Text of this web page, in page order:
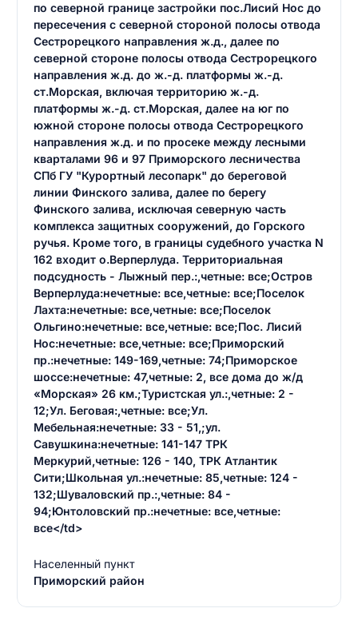
по северной границе застройки пос.Лисий Нос до
пересечения с северной стороной полосы отвода
Сестрорецкого направления ж.д., далее по
северной стороне полосы отвода Сестрорецкого
направления ж.д. до ж.-д. платформы ж.-д.
ст.Морская, включая территорию ж.-д.
платформы ж.-д. ст.Морская, далее на юг по
южной стороне полосы отвода Сестрорецкого
направления ж.д. и по просеке между лесными
кварталами 96 и 97 Приморского лесничества
СПб ГУ "Курортный лесопарк" до береговой
линии Финского залива, далее по берегу
Финского залива, исключая северную часть
комплекса защитных сооружений, до Горского
ручья. Кроме того, в границы судебного участка N
162 входит о.Верперлуда. Территориальная
подсудность - Лыжный пер.:,четные: все;Остров
Верперлуда:нечетные: все,четные: все;Поселок
Лахта:нечетные: все,четные: все;Поселок
Ольгино:нечетные: все,четные: все;Пос. Лисий
Нос:нечетные: все,четные: все;Приморский
пр.:нечетные: 149-169,четные: 74;Приморское
шоссе:нечетные: 47,четные: 2, все дома до ж/д
«Морская» 26 км.;Туристская ул.:,четные: 2 -
12;Ул. Беговая:,четные: все;Ул.
Мебельная:нечетные: 33 - 51,;ул.
Савушкина:нечетные: 141-147 ТРК
Меркурий,четные: 126 - 140, ТРК Атлантик
Сити;Школьная ул.:нечетные: 85,четные: 124 -
132;Шуваловский пр.:,четные: 84 -
94;Юнтоловский пр.:нечетные: все,четные:
все</td>
Населенный пункт
Приморский район
Введите свое имя
Введите свой e-mail
Текст отзыва
Введите свое имя
Введите свой номер телефона
Ответ на отзыв